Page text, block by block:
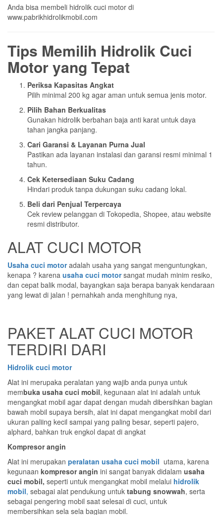
Anda bisa membeli hidrolik cuci motor di
www.pabrikhidrolikmobil.com
Tips Memilih Hidrolik Cuci
Motor yang Tepat
Periksa Kapasitas Angkat
Pilih minimal 200 kg agar aman untuk semua jenis motor.
Pilih Bahan Berkualitas
Gunakan hidrolik berbahan baja anti karat untuk daya
tahan jangka panjang.
Cari Garansi & Layanan Purna Jual
Pastikan ada layanan instalasi dan garansi resmi minimal 1
tahun.
Cek Ketersediaan Suku Cadang
Hindari produk tanpa dukungan suku cadang lokal.
Beli dari Penjual Terpercaya
Cek review pelanggan di Tokopedia, Shopee, atau website
resmi distributor.
ALAT CUCI MOTOR
Usaha cuci motoradalah usaha yang sangat menguntungkan,
kenapa ? karena usaha cuci motorsangat mudah minim resiko,
dan cepat balik modal, bayangkan saja berapa banyak kendaraan
yang lewat di jalan ! pernahkah anda menghitung nya,
PAKET ALAT CUCI MOTOR
TERDIRI DARI
Hidrolik cuci motor
Alat ini merupaka peralatan yang wajib anda punya untuk
membuka usaha cuci mobil, kegunaan alat ini adalah untuk
mengangkat mobil agar dapat dengan mudah dibersihkan bagian
bawah mobil supaya bersih, alat ini dapat mengangkat mobil dari
ukuran paliing kecil sampai yang paling besar, seperti pajero,
alphard, bahkan truk engkol dapat di angkat
Kompresor angin
Alat ini merupakan peralatan usaha cuci mobil utama, karena
kegunaan kompresor angin ini sangat banyak didalam usaha
cuci mobil, seperti untuk mengangkat mobil melalui hidrolik
mobil, sebagai alat pendukung untuk tabung snowwah, serta
sebagai pengering mobil saat selesai di cuci, untuk
membersihkan sela sela bagian mobil.